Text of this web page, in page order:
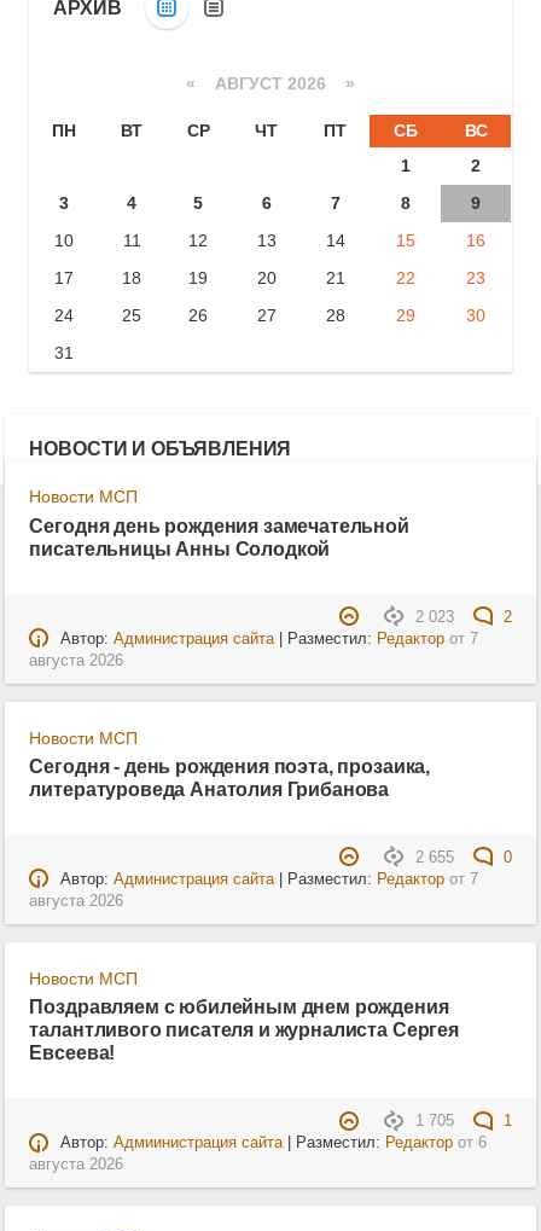
АРХИВ
« АВГУСТ 2026 »
ПН ВТ СР ЧТ ПТ СБ
ВС
1
2
3
4 5 6 7 8
9
10
11 12 13 14 15
16
17
18 19 20 21 22
23
24
25 26 27 28 29
30
31
НОВОСТИ И ОБЪЯВЛЕНИЯ
Новости МСП
Сегодня день рождения замечательной
писательницы Анны Солодкой
2 023
2
Автор: Администрация сайта| Разместил: Редакторот 7
августа 2026
Новости МСП
Сегодня - день рождения поэта, прозаика,
литературоведа Анатолия Грибанова
2 655
0
Автор: Администрация сайта| Разместил: Редакторот 7
августа 2026
Новости МСП
Поздравляем с юбилейным днем рождения
талантливого писателя и журналиста Сергея
Евсеева!
1 705
1
Автор: Адмиинистрация сайта| Разместил: Редакторот 6
августа 2026